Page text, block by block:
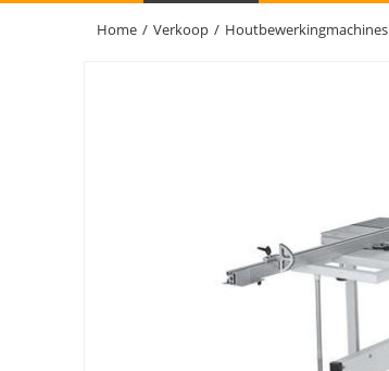
Home / Verkoop / Houtbewerkingmachines